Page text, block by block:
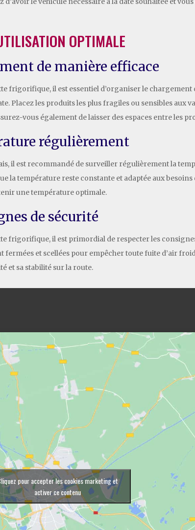
OPTIMALE
de manière efficace
frigorifique, il est essentiel d’organiser le
Placez les produits les plus fragiles ou sensibles aux
vous également de laisser des espaces entre
régulièrement
il est recommandé de surveiller régulièrement la
température reste constante et adaptée aux besoins
une température optimale.
de sécurité
frigorifique, il est primordial de respecter les
et scellées pour empêcher toute fuite d’air
et sa stabilité sur la route.
pour accepter les cookies marketing et
activer ce contenu